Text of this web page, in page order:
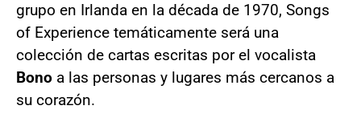
grupo en Irlanda en la década de 1970, Songs
of Experience temáticamente será una
colección de cartas escritas por el vocalista
Bono a las personas y lugares más cercanos a
su corazón.